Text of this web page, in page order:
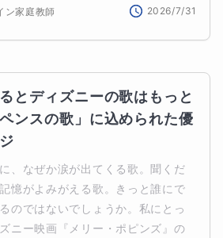
ン家庭教師 2026/7/31
とディズニーの歌はもっと
ンスの歌」に込められた優
、なぜか涙が出てくる歌。聞くだ
憶がよみがえる歌。きっと誰にで
のではないでしょうか。私にとっ
ニー映画『メリー・ポピンズ』の